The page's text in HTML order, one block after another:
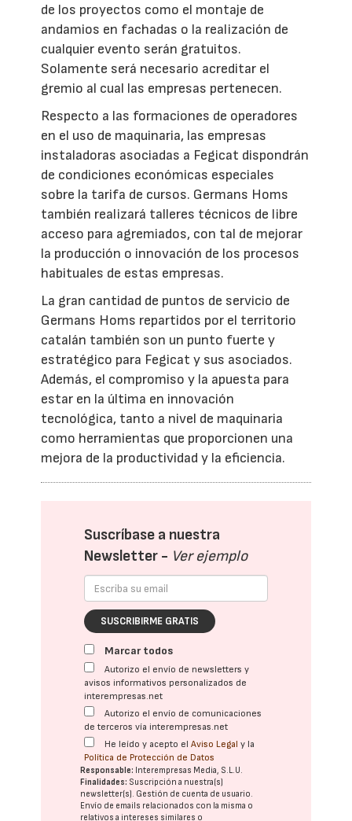
de los proyectos como el montaje de
andamios en fachadas o la realización de
cualquier evento serán gratuitos.
Solamente será necesario acreditar el
gremio al cual las empresas pertenecen.
Respecto a las formaciones de operadores
en el uso de maquinaria, las empresas
instaladoras asociadas a Fegicat dispondrán
de condiciones económicas especiales
sobre la tarifa de cursos. Germans Homs
también realizará talleres técnicos de libre
acceso para agremiados, con tal de mejorar
la producción o innovación de los procesos
habituales de estas empresas.
La gran cantidad de puntos de servicio de
Germans Homs repartidos por el territorio
catalán también son un punto fuerte y
estratégico para Fegicat y sus asociados.
Además, el compromiso y la apuesta para
estar en la última en innovación
tecnológica, tanto a nivel de maquinaria
como herramientas que proporcionen una
mejora de la productividad y la eficiencia.
Suscríbase a nuestra
Newsletter - Ver ejemplo
SUSCRIBIRME GRATIS
Marcar todos
Autorizo el envío de newsletters y
avisos informativos personalizados de
interempresas.net
Autorizo el envío de comunicaciones
de terceros vía interempresas.net
He leído y acepto elAviso Legal y la
Política de Protección de Datos
Responsable: Interempresas Media, S.L.U.
Finalidades: Suscripción a nuestra(s)
newsletter(s). Gestión de cuenta de usuario.
Envío de emails relacionados con la misma o
relativos a intereses similares o